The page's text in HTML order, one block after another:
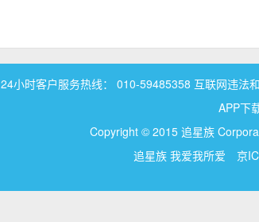
24小时客户服务热线： 010-59485358 互联网违法
APP下
Copyright © 2015 追星族
追星族 我爱我所爱
京